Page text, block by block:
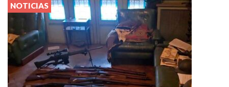
NOTICIAS